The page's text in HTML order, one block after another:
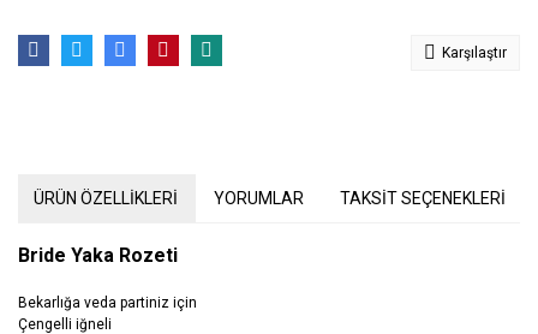
Karşılaştır
ÜRÜN ÖZELLİKLERİ YORUMLAR TAKSİT SEÇENEKLERİ
Bride Yaka Rozeti
Bekarlığa veda partiniz için
Çengelli iğneli